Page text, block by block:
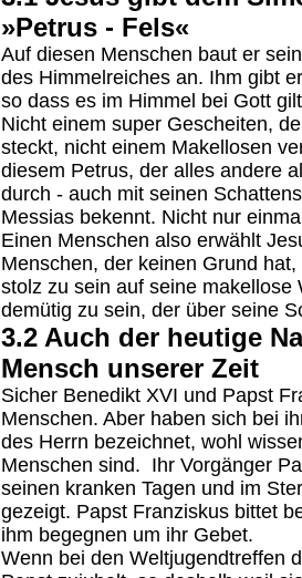
»Petrus - Fels«
Auf diesen Menschen baut er
des Himmelreiches an. Ihm gibt
so dass es im Himmel bei Gott
Nicht einem super Gescheiten,
steckt, nicht einem Makellosen
diesem Petrus, der alles andere
durch - auch mit seinen
Messias bekennt. Nicht nur
Einen Menschen also erwählt
Menschen, der keinen Grund
stolz zu sein auf seine
demütig zu sein, der über seine
3.2 Auch der heutige
Mensch unserer Zeit
Sicher Benedikt XVI und Papst
Menschen. Aber haben sich bei
des Herrn bezeichnet, wohl
Menschen sind. Ihr Vorgänger
seinen kranken Tagen und im
gezeigt. Papst Franziskus bittet
ihm begegnen um ihr Gebet.
Wenn bei den Weltjugendtreffen